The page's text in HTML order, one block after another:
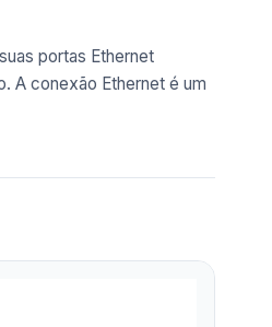
portas Ethernet
A conexão Ethernet é um